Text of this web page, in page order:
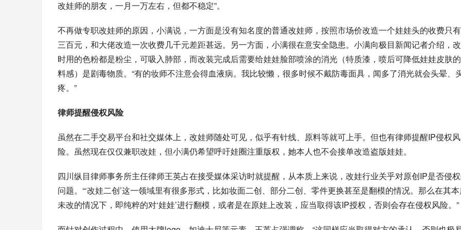
改娃师的朋友，一月一万左右，但都不稳定”。
不再做专职改娃师的原因，小满说，一方面是没有知名度的普通改娃师，按照市场价改造一个娃娃头的收费只
三百元，和大佬改造一次收费几千元差距甚远。另一方面，小满很在意安全隐患。小满向极目新闻记者介绍，
时用的色粉都是粉尘，可吸入肺部，而改装完成后需要给娃娃脸部喷涂的消光（特质漆，喷后可降低娃娃皮肤
料感）是剧毒物质。“有的妆师不注意会得血液病。我比较懒，很多时候不戴防毒面具，闻多了消光就会头晕、
疼。”
律师提醒侵权风险
虽然在二手交易平台和社交媒体上，改娃师随处可见，似乎有针线、原料等就可上手。但也有律师提醒IP侵权风
险。虽然现在仅仅兼职改娃，但小满仍希望呼吁娃圈注重版权，她本人也不会接单改造盗版娃娃。
四川纵目律师事务所主任律师王英占在接受媒体采访时就提醒，从本质上来说，改娃行业关乎对原创IP是否侵
问题。“‘改娃二创’这一领域里有很多形式，比如妆面二创、部分二创、零件更换甚至是翻模的情况。那么在其
未改的情况下，即纯粹的对‘娃娃’进行翻模，或者是在原娃上改装，应当取得该IP授权，否则会存在侵权风险。”